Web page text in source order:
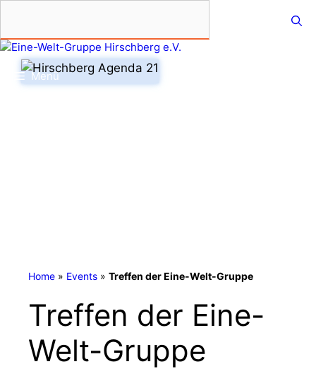
springen
Menü
Home » Events » Treffen der Eine-Welt-Gruppe
Treffen der Eine-
Welt-Gruppe